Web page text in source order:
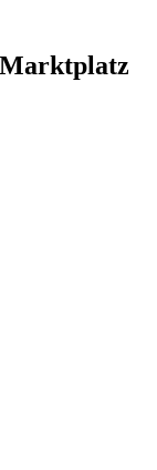
Marktplatz